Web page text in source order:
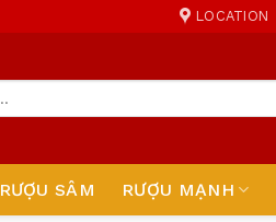
LOCATION
RƯỢU SÂM RƯỢU MẠNH